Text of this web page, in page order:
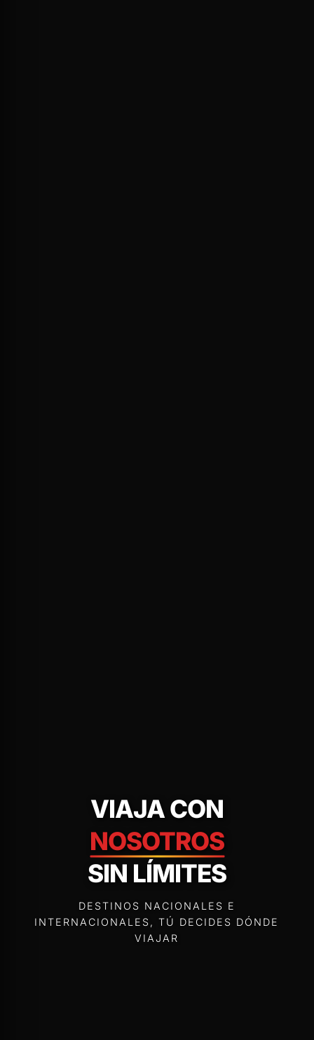
VIAJA CON
NOSOTROS
SIN LÍMITES
DESTINOS NACIONALES E
INTERNACIONALES, TÚ DECIDES DÓNDE
VIAJAR